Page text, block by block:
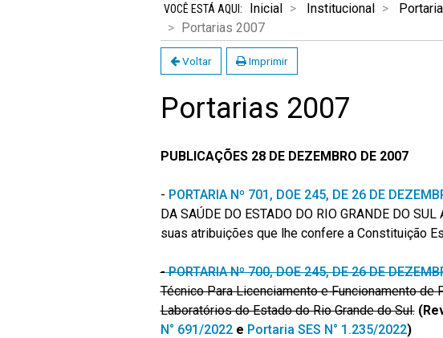
Inicial Institucional
Portarias 2007
Voltar Imprimir
Portarias 2007
PUBLICAÇÕES 28 DE DEZEMBRO DE 2007
- PORTARIA Nº 701, DOE 245, DE 26 DE
DA SAÚDE DO ESTADO DO RIO GRANDE DO
suas atribuições que lhe confere a Constituição
-PORTARIA Nº 700, DOE 245, DE 26 DE
Técnico Para Licenciamento e Funcionamento de
Laboratórios do Estado do Rio Grande do Sul.
N° 691/2022 e Portaria SES N° 1.235/2022)